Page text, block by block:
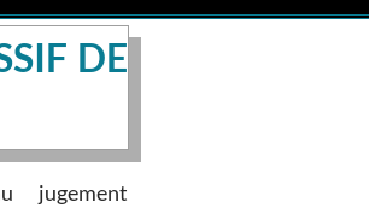
DE